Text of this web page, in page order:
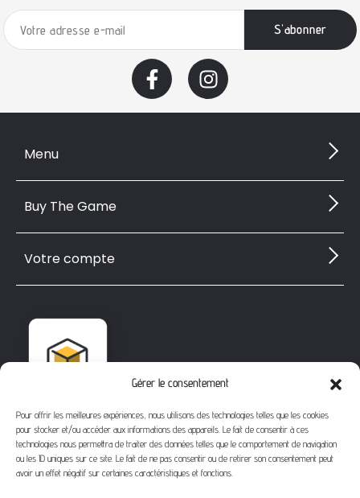
Gérer le consentement
Pour offrir les meilleures expériences, nous utilisons des technologies telles que les cookies
pour stocker et/ou accéder aux informations des appareils. Le fait de consentir à ces
technologies nous permettra de traiter des données telles que le comportement de navigation
ou les ID uniques sur ce site. Le fait de ne pas consentir ou de retirer son consentement peut
avoir un effet négatif sur certaines caractéristiques et fonctions.
1112 Bd Fernand Darchicourt
Menu
Buy The Game
Votre compte